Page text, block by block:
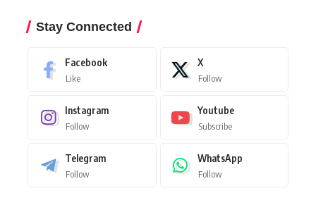
Stay Connected
Facebook
Like
X
Follow
Instagram
Follow
Youtube
Subscribe
Telegram
Follow
WhatsApp
Follow